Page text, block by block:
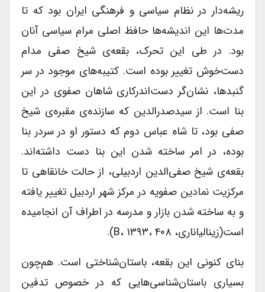
ریشه‌دار در نظام سیاسی و فرهنگی ایران بود که تا
مدت‌ها این اندیشه‌ها حافظ اصلی مرام سیاسی آنان
بود. در طی این تحرک، بقعه‌ی شیخ صفی مدام
دست‌خوش تغییر بوده است. کتیبه‌های موجود در سر
گنبدها، نشان‌گر دست‌اندرکاری شاهان صفوی در این
بنا است. از سیدصدرالدین که سازنده‌ی مقبره‌ی شیخ
صفی بود، تا شاه عباس دوم که دستور او در سردر بنا
بوده، در امر ساخته شدن این بنا دست داشته‌اند.
بقعه‌ی شیخ صفی‌الدین اردبیلی، از حالت خانقاهی تا
مرکزیت نمادین صفویه در مرکز شهر اردبیل تغییر یافته
و به ساخته شدن بازار و مدرسه در اطراف آن انجامیده
است(زینالی­اناری، B، ۱۳۹۳، ۴۰۸).
بنای کنونی این بقعه، باستان‌شناختی است. هم‌چون
بسیاری باستان‌شناسی‌هایی که در خصوص تدفین